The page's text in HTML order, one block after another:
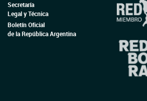
Secretaría
Legal y Técnica
Boletín Oficial
de la República Argentina